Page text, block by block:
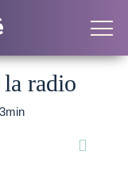
radio
3min
